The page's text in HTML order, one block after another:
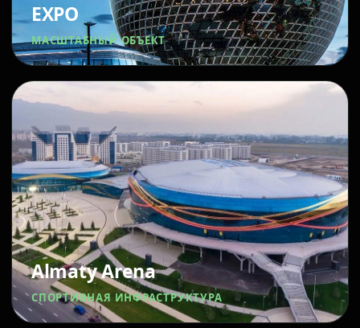
EXPO
МАСШТАБНЫЙ ОБЪЕКТ
Almaty Arena
СПОРТИВНАЯ ИНФРАСТРУКТУРА